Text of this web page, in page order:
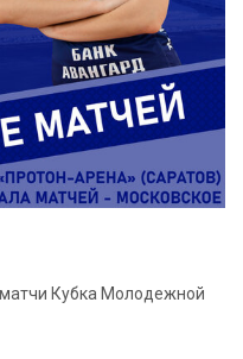
Кубка Молодежной